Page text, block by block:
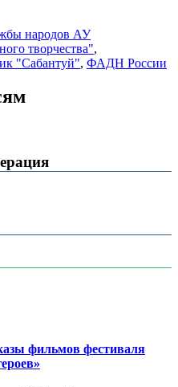
народов АУ
творчества",
"Сабантуй", ФАДН России
фильмов фестиваля